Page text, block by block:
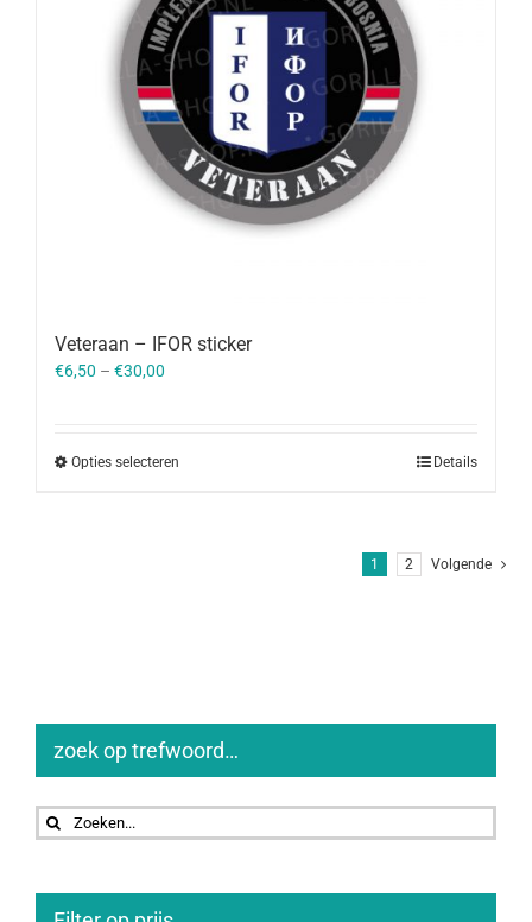
Veteraan – IFOR sticker
€6,50 – €30,00
Opties selecteren Details
1 2 Volgende
zoek op trefwoord…
Zoeken
naar: